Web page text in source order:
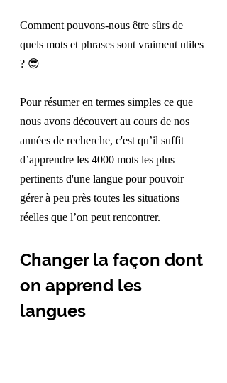
Comment pouvons-nous être sûrs de
quels mots et phrases sont vraiment utiles
?😎
Pour résumer en termes simples ce que
nous avons découvert au cours de nos
années de recherche, c'est qu’il suffit
d’apprendre les 4000 mots les plus
pertinents d'une langue pour pouvoir
gérer à peu près toutes les situations
réelles que l’on peut rencontrer.
Changer la façon dont
on apprend les
langues